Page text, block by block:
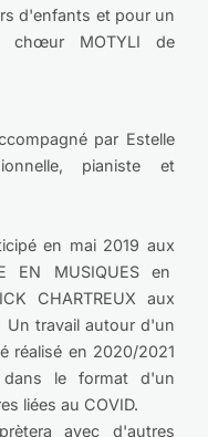
d'enfants et pour un
chœur MOTYLI de
par Estelle
pianiste et
en mai 2019 aux
EN MUSIQUES en
CHARTREUX aux
Un travail autour d'un
réalisé en 2020/2021
le format d'un
liées au COVID.
avec d'autres